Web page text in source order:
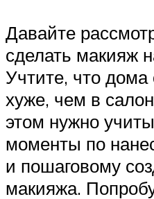
Давайте
сделать макияж
Учтите, что дома
хуже, чем в
этом нужно
моменты по
и пошаговому
макияжа.